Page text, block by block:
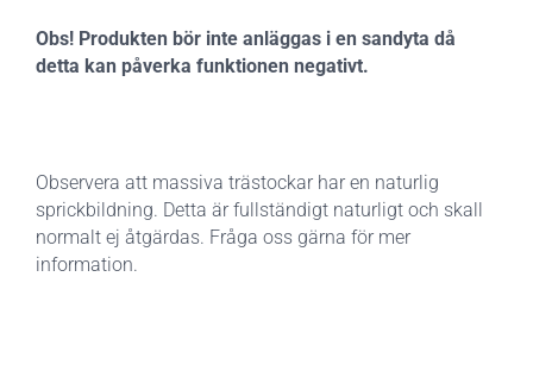
Obs! Produkten bör inte anläggas i en sandyta då
detta kan påverka funktionen negativt.
Observera att massiva trästockar har en naturlig
sprickbildning. Detta är fullständigt naturligt och skall
normalt ej åtgärdas. Fråga oss gärna för mer
information.